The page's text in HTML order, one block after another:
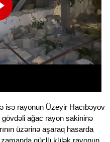
isə rayonun Üzeyir Hacıbəyov
gövdəli ağac rayon sakininə
üzərinə aşaraq hasarda
zamanda güclü külək rayonun